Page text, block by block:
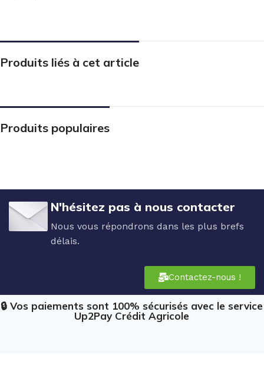
Produits liés à cet article
Produits populaires
N'hésitez pas à nous contacter
Nous vous répondrons dans les plus brefs
délais.
Contactez-nous !
🔒 Vos paiements sont 100% sécurisés avec le service
Up2Pay Crédit Agricole